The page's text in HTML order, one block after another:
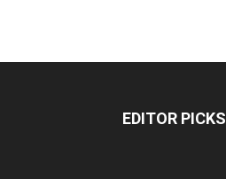
EDITOR PICKS